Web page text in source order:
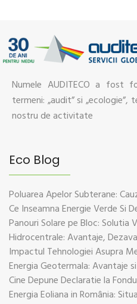
Numele AUDITECO a fost
termeni: „audit” si
nostru de activitate
Eco Blog
Panouri Solare pe Bloc: Solutia
Cine Depune Declaratie la